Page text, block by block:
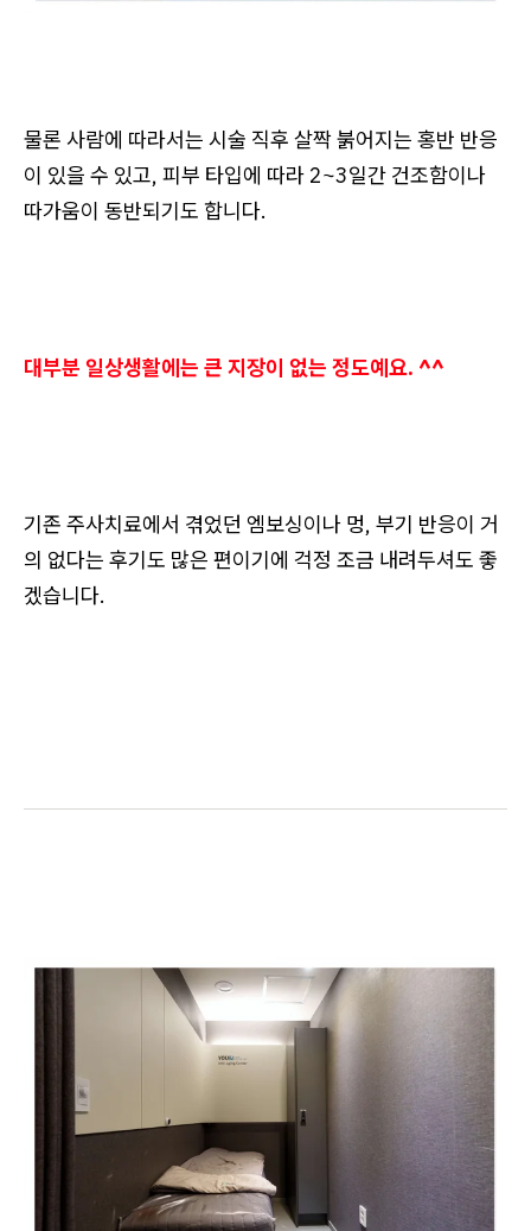
물론 사람에 따라서는 시술 직후 살짝 붉어지는 홍반 반응
이 있을 수 있고, 피부 타입에 따라 2~3일간 건조함이나
따가움이 동반되기도 합니다.
대부분 일상생활에는 큰 지장이 없는 정도예요. ^^
기존 주사치료에서 겪었던 엠보싱이나 멍, 부기 반응이 거
의 없다는 후기도 많은 편이기에 걱정 조금 내려두셔도 좋
겠습니다.